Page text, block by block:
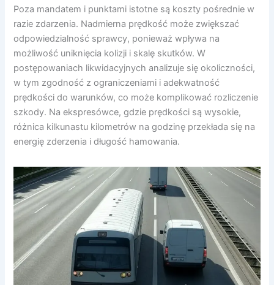
Poza mandatem i punktami istotne są koszty pośrednie w
razie zdarzenia. Nadmierna prędkość może zwiększać
odpowiedzialność sprawcy, ponieważ wpływa na
możliwość uniknięcia kolizji i skalę skutków. W
postępowaniach likwidacyjnych analizuje się okoliczności,
w tym zgodność z ograniczeniami i adekwatność
prędkości do warunków, co może komplikować rozliczenie
szkody. Na ekspresówce, gdzie prędkości są wysokie,
różnica kilkunastu kilometrów na godzinę przekłada się na
energię zderzenia i długość hamowania.